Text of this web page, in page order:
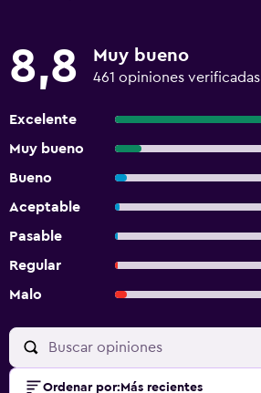
8,8 Muy bueno
461 opiniones verificadas
Excelente
Muy bueno
Bueno
Aceptable
Pasable
Regular
Malo
Ordenar por: Más recientes